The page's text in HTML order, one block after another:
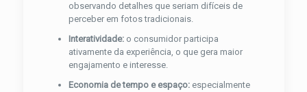
observando detalhes que seriam difíceis de
perceber em fotos tradicionais.
Interatividade:o consumidor participa
ativamente da experiência, o que gera maior
engajamento e interesse.
Economia de tempo e espaço:especialmente